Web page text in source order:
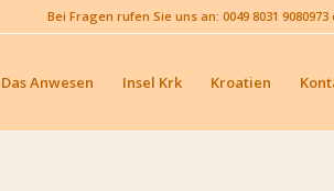
Bei Fragen rufen Sie uns an: 0049 8031
Das Anwesen Insel Krk Kroatien